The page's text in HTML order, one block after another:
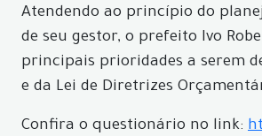
Atendendo ao princípio do
de seu gestor, o prefeito Ivo
principais prioridades a serem
e da Lei de Diretrizes
Confira o questionário no link: